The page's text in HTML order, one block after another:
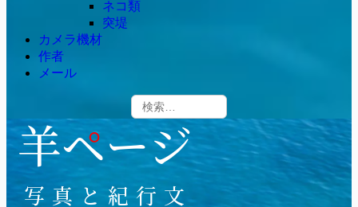
ネコ類
突堤
カメラ機材
作者
メール